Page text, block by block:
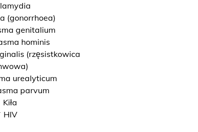
(gonorrhoea)
genitalium
hominis
(rzęsistkowica
urealyticum
parvum
Kiła
HIV